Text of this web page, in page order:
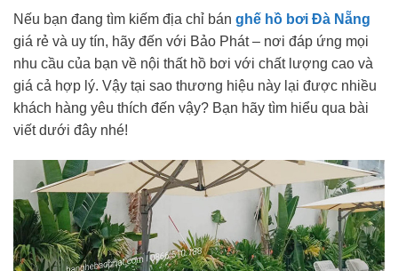
Nếu bạn đang tìm kiếm địa chỉ bán ghế hồ bơi Đà Nẵng
giá rẻ và uy tín, hãy đến với Bảo Phát – nơi đáp ứng mọi
nhu cầu của bạn về nội thất hồ bơi với chất lượng cao và
giá cả hợp lý. Vậy tại sao thương hiệu này lại được nhiều
khách hàng yêu thích đến vậy? Bạn hãy tìm hiểu qua bài
viết dưới đây nhé!